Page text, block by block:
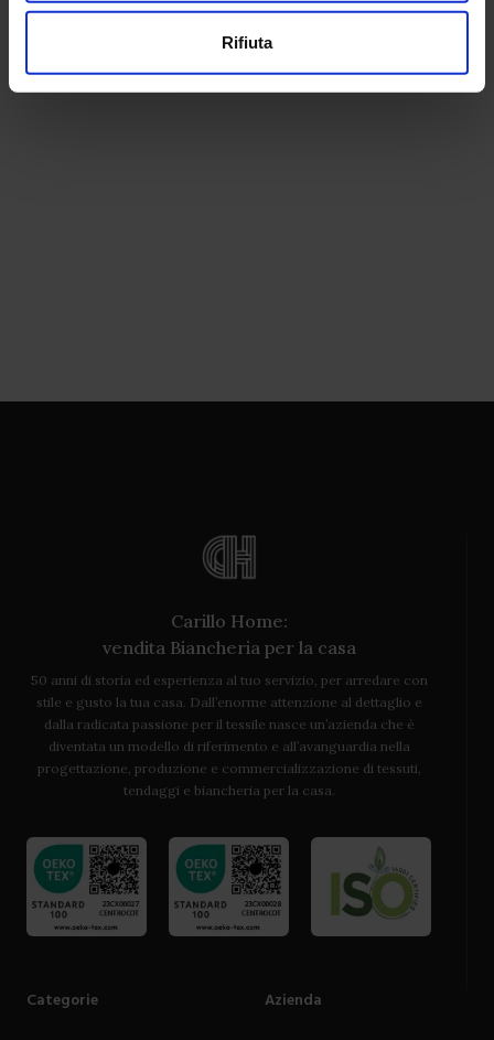
Rifiuta
Carillo Home:
vendita Biancheria per la casa
50 anni di storia ed esperienza al tuo servizio, per arredare con
stile e gusto la tua casa. Dall’enorme attenzione al dettaglio e
dalla radicata passione per il tessile nasce un’azienda che è
diventata un modello di riferimento e all’avanguardia nella
progettazione, produzione e commercializzazione di tessuti,
tendaggi e biancheria per la casa.
Categorie Azienda